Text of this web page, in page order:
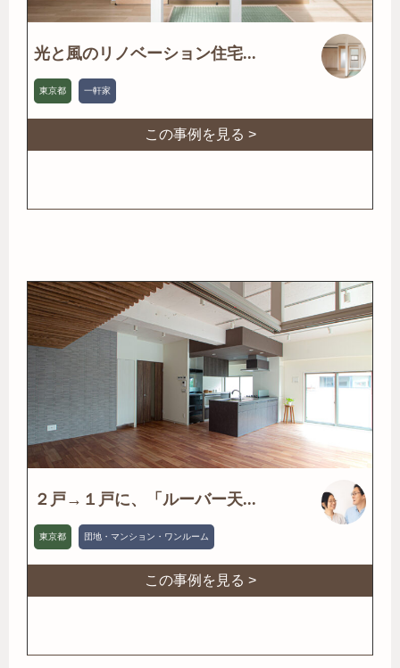
光と風のリノベーション住宅...
東京都 一軒家
この事例を見る >
２戸→１戸に、「ルーバー天...
東京都 団地・マンション・ワンルーム
この事例を見る >